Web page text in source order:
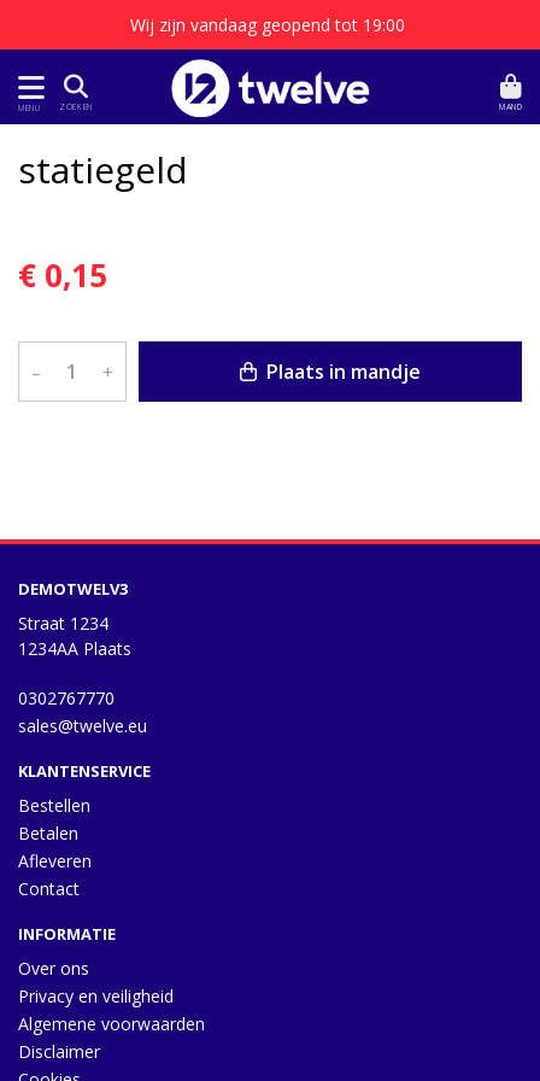
Wij zijn vandaag geopend tot 19:00
MENU ZOEKEN MAND
statiegeld
€ 0,15
– + Plaats in mandje
DEMOTWELV3
Straat 1234
1234AA Plaats
0302767770
sales@twelve.eu
KLANTENSERVICE
Bestellen
Betalen
Afleveren
Contact
INFORMATIE
Over ons
Privacy en veiligheid
Algemene voorwaarden
Disclaimer